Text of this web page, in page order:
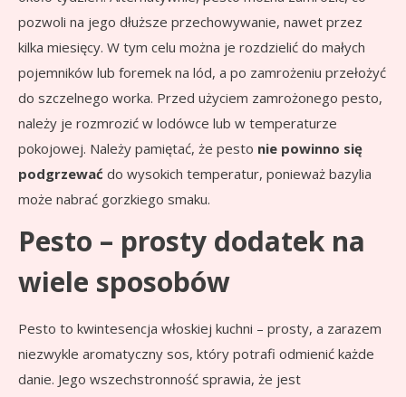
pozwoli na jego dłuższe przechowywanie, nawet przez
kilka miesięcy. W tym celu można je rozdzielić do małych
pojemników lub foremek na lód, a po zamrożeniu przełożyć
do szczelnego worka. Przed użyciem zamrożonego pesto,
należy je rozmrozić w lodówce lub w temperaturze
pokojowej. Należy pamiętać, że pesto nie powinno się
podgrzewać do wysokich temperatur, ponieważ bazylia
może nabrać gorzkiego smaku.
Pesto – prosty dodatek na
wiele sposobów
Pesto to kwintesencja włoskiej kuchni – prosty, a zarazem
niezwykle aromatyczny sos, który potrafi odmienić każde
danie. Jego wszechstronność sprawia, że jest